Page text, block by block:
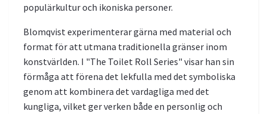
populärkultur och ikoniska personer.
Blomqvist experimenterar gärna med material och
format för att utmana traditionella gränser inom
konstvärlden. I "The Toilet Roll Series" visar han sin
förmåga att förena det lekfulla med det symboliska
genom att kombinera det vardagliga med det
kungliga, vilket ger verken både en personlig och